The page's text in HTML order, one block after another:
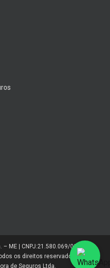
– ME | CNPJ:21.580.069/0001-01 |
os direitos reservados 2014-
de Seguros Ltda.